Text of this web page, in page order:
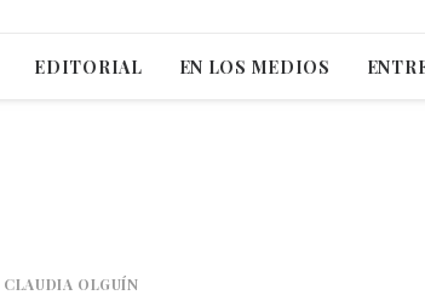
EDITORIAL EN LOS MEDIOS
CLAUDIA OLGUÍN